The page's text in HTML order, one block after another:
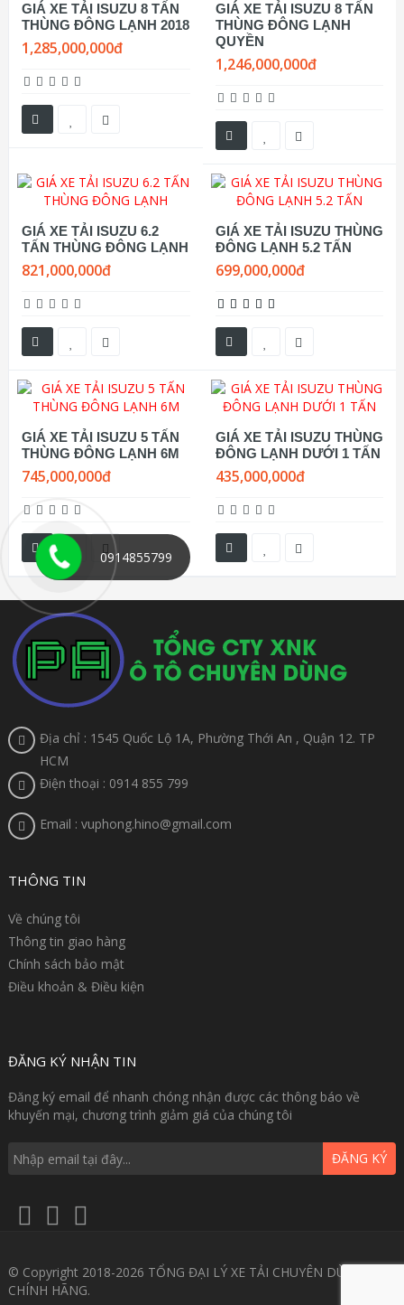
GIÁ XE TẢI ISUZU 8 TẤN
THÙNG ĐÔNG LẠNH 2018
1,285,000,000đ
GIÁ XE TẢI ISUZU 8 TẤN
THÙNG ĐÔNG LẠNH
QUYỀN
1,246,000,000đ
GIÁ XE TẢI ISUZU 6.2
TẤN THÙNG ĐÔNG LẠNH
821,000,000đ
GIÁ XE TẢI ISUZU THÙNG
ĐÔNG LẠNH 5.2 TẤN
699,000,000đ
GIÁ XE TẢI ISUZU 5 TẤN
THÙNG ĐÔNG LẠNH 6M
745,000,000đ
GIÁ XE TẢI ISUZU THÙNG
ĐÔNG LẠNH DƯỚI 1 TẤN
435,000,000đ
Địa chỉ : 1545 Quốc Lộ 1A, Phường Thới An , Quận 12. TP
HCM
Điện thoại : 0914 855 799
Email : vuphong.hino@gmail.com
THÔNG TIN
Về chúng tôi
Thông tin giao hàng
Chính sách bảo mật
Điều khoản & Điều kiện
ĐĂNG KÝ NHẬN TIN
Đăng ký email để nhanh chóng nhận được các thông báo về
khuyến mại, chương trình giảm giá của chúng tôi
ĐĂNG KÝ
© Copyright 2018-2026 TỔNG ĐẠI LÝ XE TẢI CHUYÊN DÙNG GIÁ
CHÍNH HÃNG.
0914855799